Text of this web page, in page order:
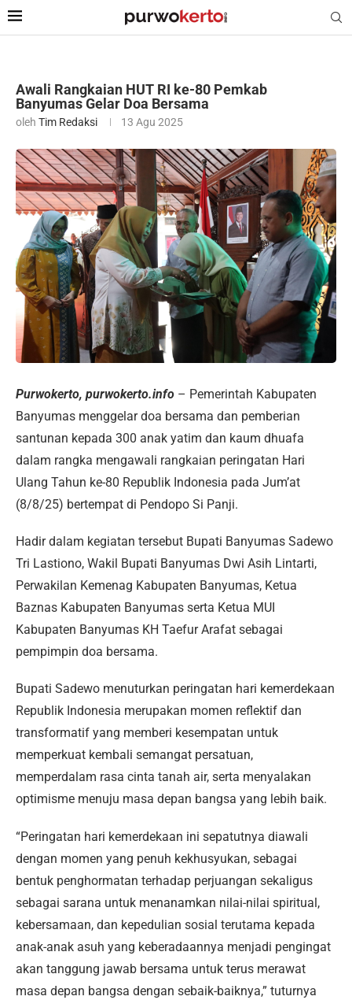
Awali Rangkaian HUT RI ke-80 Pemkab
Banyumas Gelar Doa Bersama
oleh Tim Redaksi 13 Agu 2025
Purwokerto, purwokerto.info – Pemerintah Kabupaten
Banyumas menggelar doa bersama dan pemberian
santunan kepada 300 anak yatim dan kaum dhuafa
dalam rangka mengawali rangkaian peringatan Hari
Ulang Tahun ke-80 Republik Indonesia pada Jum’at
(8/8/25) bertempat di Pendopo Si Panji.
Hadir dalam kegiatan tersebut Bupati Banyumas Sadewo
Tri Lastiono, Wakil Bupati Banyumas Dwi Asih Lintarti,
Perwakilan Kemenag Kabupaten Banyumas, Ketua
Baznas Kabupaten Banyumas serta Ketua MUI
Kabupaten Banyumas KH Taefur Arafat sebagai
pempimpin doa bersama.
Bupati Sadewo menuturkan peringatan hari kemerdekaan
Republik Indonesia merupakan momen reflektif dan
transformatif yang memberi kesempatan untuk
memperkuat kembali semangat persatuan,
memperdalam rasa cinta tanah air, serta menyalakan
optimisme menuju masa depan bangsa yang lebih baik.
“Peringatan hari kemerdekaan ini sepatutnya diawali
dengan momen yang penuh kekhusyukan, sebagai
bentuk penghormatan terhadap perjuangan sekaligus
sebagai sarana untuk menanamkan nilai-nilai spiritual,
kebersamaan, dan kepedulian sosial terutama kepada
anak-anak asuh yang keberadaannya menjadi pengingat
akan tanggung jawab bersama untuk terus merawat
masa depan bangsa dengan sebaik-baiknya,” tuturnya